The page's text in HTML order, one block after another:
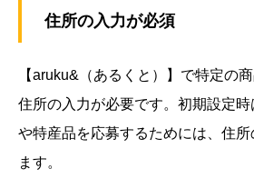
住所の入力が必須
【aruku&（あるくと）】で特定の
住所の入力が必要です。初期設定
や特産品を応募するためには、住所
ます。